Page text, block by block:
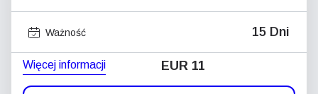
Ważność 15 Dni
Więcej informacji EUR 11